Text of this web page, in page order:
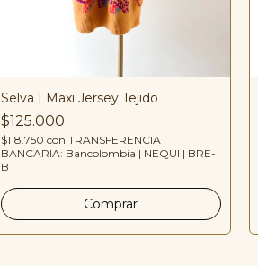
Selva | Maxi Jersey Tejido
$125.000
$118.750con TRANSFERENCIA
BANCARIA: Bancolombia | NEQUI | BRE-
B